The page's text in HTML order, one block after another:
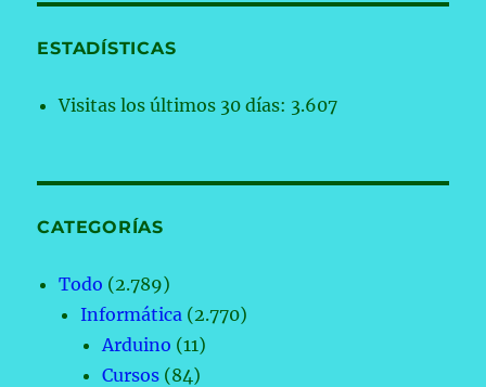
ESTADÍSTICAS
Visitas los últimos 30 días: 3.607
CATEGORÍAS
Todo (2.789)
Informática (2.770)
Arduino (11)
Cursos (84)